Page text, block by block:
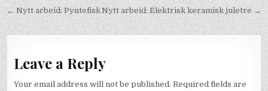
Post
navigation
Nytt arbeid: Elektrisk keramisk juletre →
← Nytt arbeid: Pyntefisk
Leave a Reply
Your email address will not be published. Required fields are